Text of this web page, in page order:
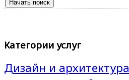
Категории услуг
Дизайн и архитектура